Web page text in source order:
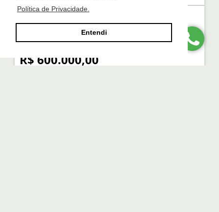
Política de Privacidade.
Entendi
R$ 600.000,00